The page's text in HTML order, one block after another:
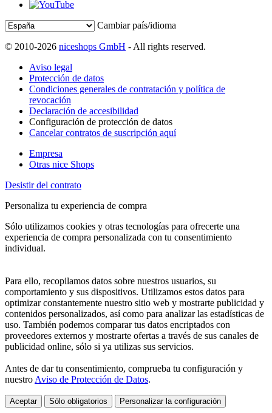
Cambiar país/idioma
© 2010-2026 niceshops GmbH - All rights reserved.
Aviso legal
Protección de datos
Condiciones generales de contratación y política de
revocación
Declaración de accesibilidad
Configuración de protección de datos
Cancelar contratos de suscripción aquí
Empresa
Otras nice Shops
Desistir del contrato
Personaliza tu experiencia de compra
Sólo utilizamos cookies y otras tecnologías para ofrecerte una
experiencia de compra personalizada con tu consentimiento
individual.
Para ello, recopilamos datos sobre nuestros usuarios, su
comportamiento y sus dispositivos. Utilizamos estos datos para
optimizar constantemente nuestro sitio web y mostrarte publicidad y
contenidos personalizados, así como para analizar las estadísticas de
uso. También podemos comparar tus datos encriptados con
proveedores externos y mostrarte ofertas a través de sus canales de
publicidad online, sólo si ya utilizas sus servicios.
Antes de dar tu consentimiento, comprueba tu configuración y
nuestro Aviso de Protección de Datos.
Aceptar Sólo obligatorios Personalizar la configuración